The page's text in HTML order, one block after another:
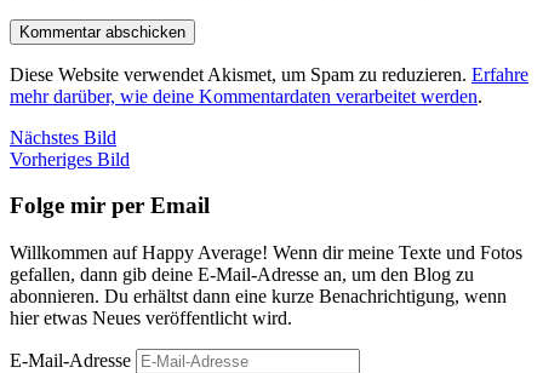
Diese Website verwendet Akismet, um Spam zu reduzieren. Erfahre
mehr darüber, wie deine Kommentardaten verarbeitet werden.
Nächstes Bild
Vorheriges Bild
Folge mir per Email
Willkommen auf Happy Average! Wenn dir meine Texte und Fotos
gefallen, dann gib deine E-Mail-Adresse an, um den Blog zu
abonnieren. Du erhältst dann eine kurze Benachrichtigung, wenn
hier etwas Neues veröffentlicht wird.
E-Mail-Adresse